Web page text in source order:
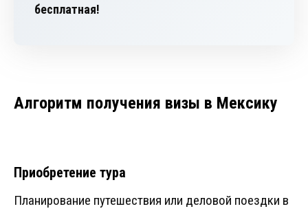
бесплатная!
Алгоритм получения визы в Мексику
Приобретение тура
Планирование путешествия или деловой поездки в